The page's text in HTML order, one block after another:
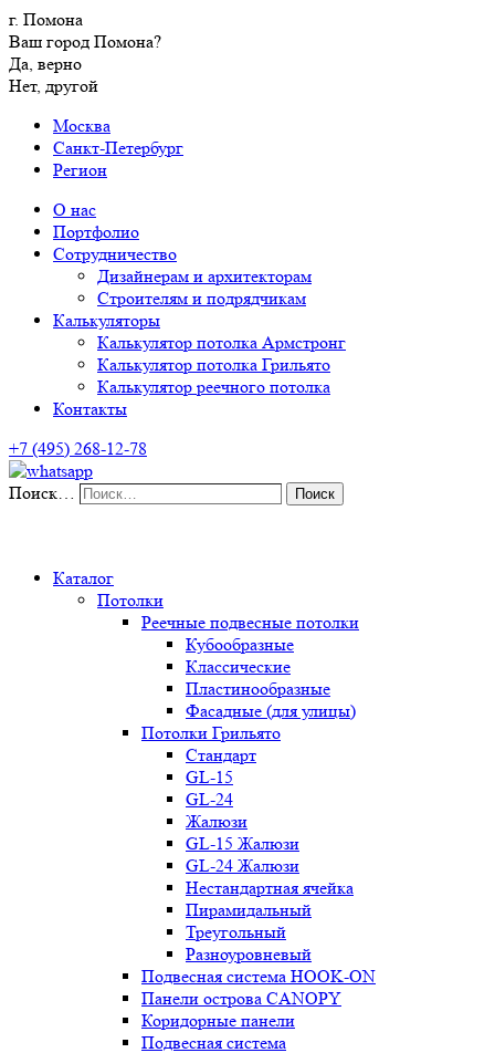
г. Помона
Ваш город Помона?
Да, верно
Нет, другой
Москва
Санкт-Петербург
Регион
О нас
Портфолио
Сотрудничество
Дизайнерам и архитекторам
Строителям и подрядчикам
Калькуляторы
Калькулятор потолка Армстронг
Калькулятор потолка Грильято
Калькулятор реечного потолка
Контакты
+7 (495) 268-12-78
Поиск… Поиск
Каталог
Потолки
Реечные подвесные потолки
Кубообразные
Классические
Пластинообразные
Фасадные (для улицы)
Потолки Грильято
Стандарт
GL-15
GL-24
Жалюзи
GL-15 Жалюзи
GL-24 Жалюзи
Нестандартная ячейка
Пирамидальный
Треугольный
Разноуровневый
Подвесная система HOOK-ON
Панели острова CANOPY
Коридорные панели
Подвесная система